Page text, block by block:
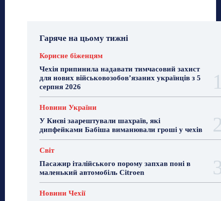
Гаряче на цьому тижні
Корисне біженцям
Чехія припинила надавати тимчасовий захист
для нових військовозобов’язаних українців з 5
серпня 2026
Новини України
У Києві заарештували шахраїв, які
дипфейками Бабіша виманювали гроші у чехів
Світ
Пасажир італійського порому запхав поні в
маленький автомобіль Citroen
Новини Чехії